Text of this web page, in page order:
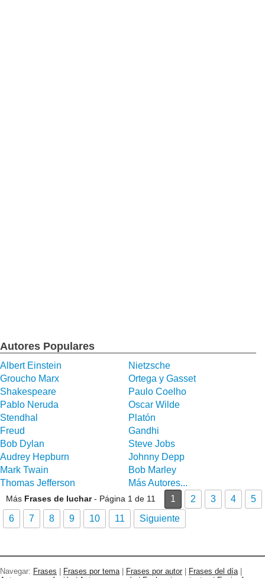
Autores Populares
Albert Einstein
Nietzsche
Groucho Marx
Ortega y Gasset
Shakespeare
Paulo Coelho
Pablo Neruda
Oscar Wilde
Stendhal
Platón
Freud
Gandhi
Bob Dylan
Steve Jobs
Audrey Hepburn
Johnny Depp
Mark Twain
Bob Marley
Thomas Jefferson
Más Autores...
Más Frases de luchar- Página 1 de 11 1 2 3 4
5
6
7 8 9 10 11 Siguiente
Navegar: Frases Frases por tema| Frases por autor Frases del día|